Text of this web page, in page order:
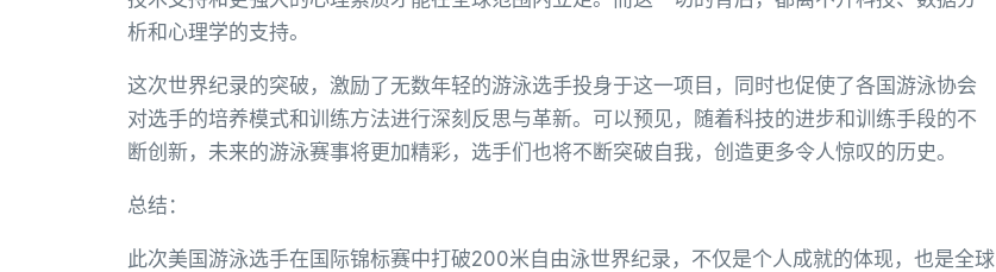
析和心理学的支持。
这次世界纪录的突破，激励了无数年轻的游泳选手投身于这一项目，同时也促使了各国游泳协会
对选手的培养模式和训练方法进行深刻反思与革新。可以预见，随着科技的进步和训练手段的不
断创新，未来的游泳赛事将更加精彩，选手们也将不断突破自我，创造更多令人惊叹的历史。
总结：
此次美国游泳选手在国际锦标赛中打破200米自由泳世界纪录，不仅是个人成就的体现，也是全球